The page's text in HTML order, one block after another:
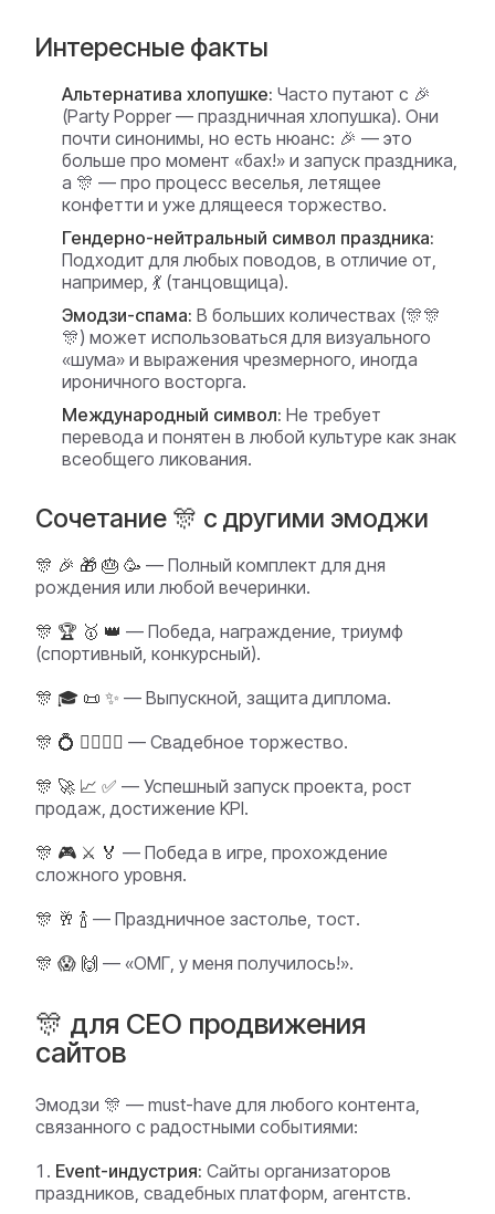
Интересные факты
Альтернатива хлопушке: Часто путают с 🎉
(Party Popper — праздничная хлопушка). Они
почти синонимы, но есть нюанс: 🎉 — это
больше про момент «бах!» и запуск праздника,
а 🎊 — про процесс веселья, летящее
конфетти и уже длящееся торжество.
Гендерно-нейтральный символ праздника:
Подходит для любых поводов, в отличие от,
например, 💃 (танцовщица).
Эмодзи-спама: В больших количествах (🎊🎊
🎊) может использоваться для визуального
«шума» и выражения чрезмерного, иногда
ироничного восторга.
Международный символ: Не требует
перевода и понятен в любой культуре как знак
всеобщего ликования.
Сочетание 🎊 с другими эмоджи
🎊 🎉 🎁 🎂 🥳 — Полный комплект для дня
рождения или любой вечеринки.
🎊 🏆 🥇 👑 — Победа, награждение, триумф
(спортивный, конкурсный).
🎊 🎓 📜 ✨ — Выпускной, защита диплома.
🎊 💍 👰‍♀️🤵‍♂️ — Свадебное торжество.
🎊 🚀 📈 ✅ — Успешный запуск проекта, рост
продаж, достижение KPI.
🎊 🎮 ⚔️ 🏅 — Победа в игре, прохождение
сложного уровня.
🎊 🥂 🍾 — Праздничное застолье, тост.
🎊 😱 🙌 — «ОМГ, у меня получилось!».
🎊 для СЕО продвижения
сайтов
Эмодзи 🎊 — must-have для любого контента,
связанного с радостными событиями:
Event-индустрия: Сайты организаторов
праздников, свадебных платформ, агентств.